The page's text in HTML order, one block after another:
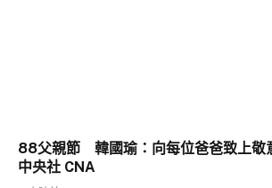
88父親節 韓國瑜：向每位爸爸致上敬
中央社 CNA